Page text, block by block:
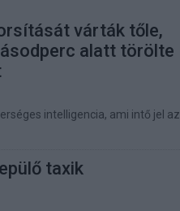
várták tőle,
alatt törölte
intelligencia, ami intő jel az
taxik